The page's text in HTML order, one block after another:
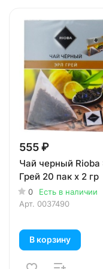
555 ₽
Чай черный Rioba
Грей 20 пак х 2 гр
0
Есть в наличии
Арт. 0037490
В корзину